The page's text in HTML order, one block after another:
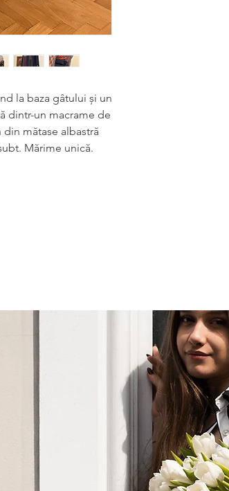
la baza gâtului și un
dintr-un macrame de
mătase albastră
Mărime unică.